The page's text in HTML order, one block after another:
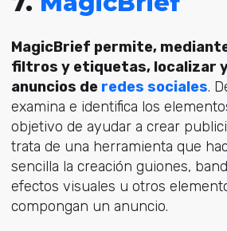
MagicBrief permite,
filtros y etiquetas, localizar
anuncios de redes sociales.
examina e identifica los
objetivo de ayudar a crear
trata de una herramienta que
sencilla la creación guiones,
efectos visuales u otros
compongan un anuncio.